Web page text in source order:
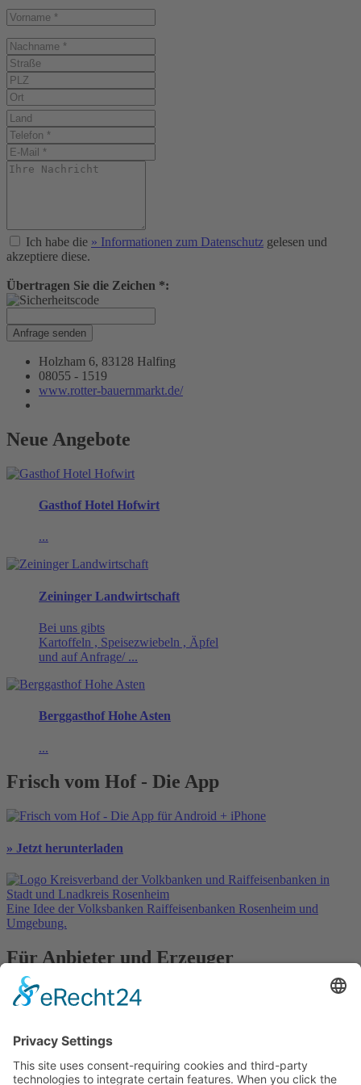
Ich habe die » Informationen zum Datenschutz gelesen und
akzeptiere diese.
Übertragen Sie die Zeichen *:
Anfrage senden
Holzham 6, 83128 Halfing
08055 - 1519
www.rotter-bauernmarkt.de/
Neue Angebote
Gasthof Hotel Hofwirt
...
Zeininger Landwirtschaft
Bei uns gibts
Kartoffeln , Speisezwiebeln , Äpfel
und auf Anfrage/ ...
Berggasthof Hohe Asten
...
Frisch vom Hof - Die App
» Jetzt herunterladen
Eine Idee der Volksbanken Raiffeisenbanken Rosenheim und
Umgebung.
Für Anbieter und Erzeuger
» Ihre Werbung